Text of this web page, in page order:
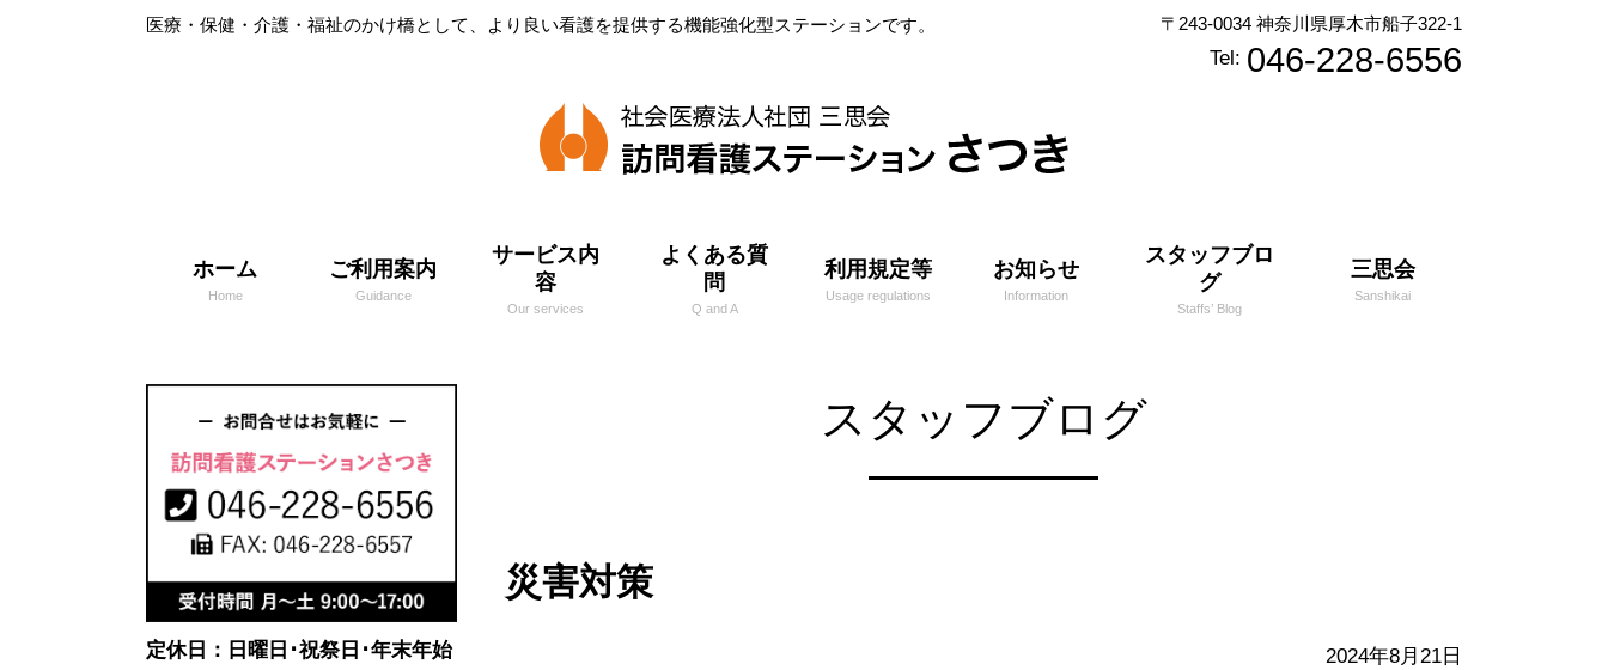
医療・保健・介護・福祉のかけ橋として、より良い看護を提供する機能強化型ステーションです。 〒243-0034 神奈川県厚木市船子322-1
Tel: 046-228-6556
ホーム
Home
ご利用案内
Guidance
サービス内
容
Our services
よくある質
問
Q and A
利用規定等
Usage regulations
お知らせ
Information
スタッフブロ
グ
Staffs’ Blog
三思会
Sanshikai
スタッフブログ
災害対策
2024年8月21日
定休日：日曜日･祝祭日･年末年始